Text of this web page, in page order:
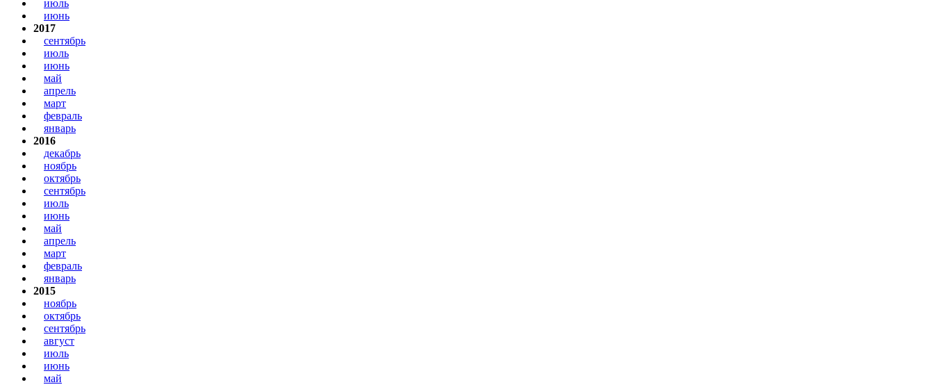
июль
июнь
2017
сентябрь
июль
июнь
май
апрель
март
февраль
январь
2016
декабрь
ноябрь
октябрь
сентябрь
июль
июнь
май
апрель
март
февраль
январь
2015
ноябрь
октябрь
сентябрь
август
июль
июнь
май